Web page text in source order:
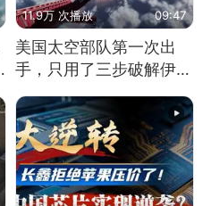
11.9万 次播放 09:47
美国太空部队第一次出
手，只用了三步破解伊朗
防空